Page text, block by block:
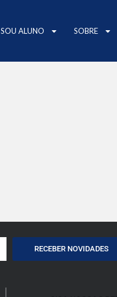
SOU ALUNO SOBRE
RECEBER NOVIDADES